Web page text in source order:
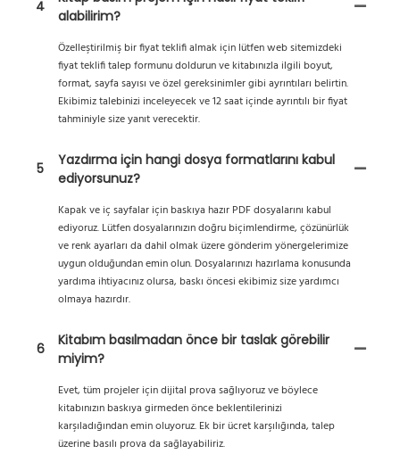
4
alabilirim?
Özelleştirilmiş bir fiyat teklifi almak için lütfen web sitemizdeki
fiyat teklifi talep formunu doldurun ve kitabınızla ilgili boyut,
format, sayfa sayısı ve özel gereksinimler gibi ayrıntıları belirtin.
Ekibimiz talebinizi inceleyecek ve 12 saat içinde ayrıntılı bir fiyat
tahminiyle size yanıt verecektir.
5
Yazdırma için hangi dosya formatlarını kabul
ediyorsunuz?
Kapak ve iç sayfalar için baskıya hazır PDF dosyalarını kabul
ediyoruz. Lütfen dosyalarınızın doğru biçimlendirme, çözünürlük
ve renk ayarları da dahil olmak üzere gönderim yönergelerimize
uygun olduğundan emin olun. Dosyalarınızı hazırlama konusunda
yardıma ihtiyacınız olursa, baskı öncesi ekibimiz size yardımcı
olmaya hazırdır.
6
Kitabım basılmadan önce bir taslak görebilir
miyim?
Evet, tüm projeler için dijital prova sağlıyoruz ve böylece
kitabınızın baskıya girmeden önce beklentilerinizi
karşıladığından emin oluyoruz. Ek bir ücret karşılığında, talep
üzerine basılı prova da sağlayabiliriz.